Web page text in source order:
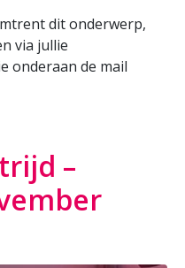
dit onderwerp,
via jullie
onderaan de mail
–